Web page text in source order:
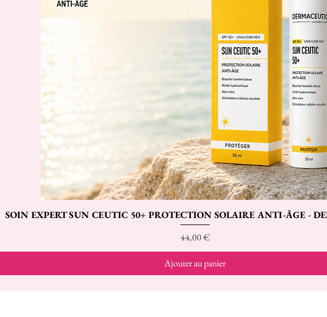
Aperçu rapide
SOIN EXPERT SUN CEUTIC 50+ PROTECTION SOLAIRE ANTI-ÂGE -
Prix
44,00 €
Ajouter au panier